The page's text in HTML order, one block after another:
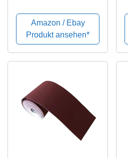
Amazon / Ebay
Produkt ansehen*